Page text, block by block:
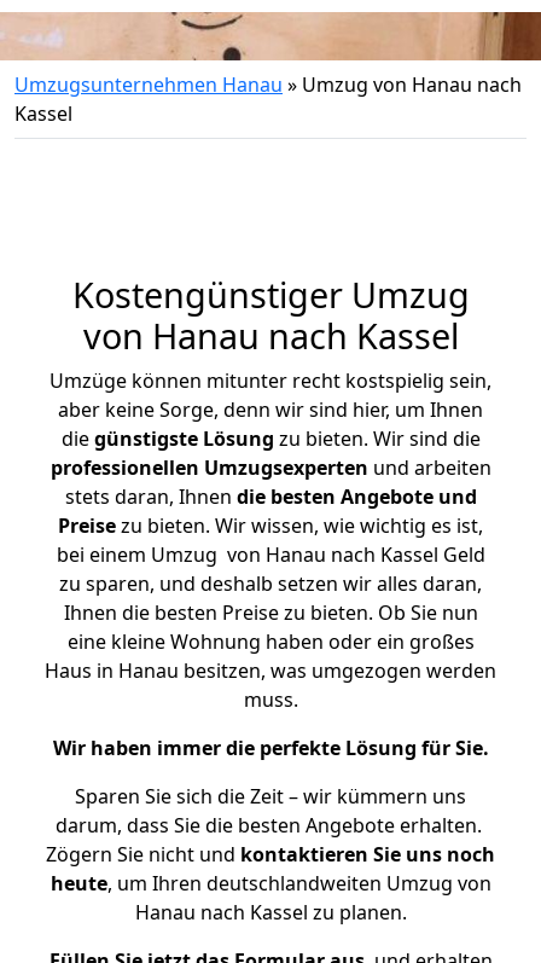
Umzugsunternehmen Hanau » Umzug von Hanau nach
Kassel
Kostengünstiger Umzug
von Hanau nach Kassel
Umzüge können mitunter recht kostspielig sein,
aber keine Sorge, denn wir sind hier, um Ihnen
diegünstigste Lösung zu bieten. Wir sind die
professionellen Umzugsexperten und arbeiten
stets daran, Ihnen die besten Angebote und
Preisezu bieten. Wir wissen, wie wichtig es ist,
bei einem Umzug von Hanau nach Kassel Geld
zu sparen, und deshalb setzen wir alles daran,
Ihnen die besten Preise zu bieten. Ob Sie nun
eine kleine Wohnung haben oder ein großes
Haus in Hanau besitzen, was umgezogen werden
muss.
Wir haben immer die perfekte Lösung für Sie.
Sparen Sie sich die Zeit – wir kümmern uns
darum, dass Sie die besten Angebote erhalten.
Zögern Sie nicht und kontaktieren Sie uns noch
heute, um Ihren deutschlandweiten Umzug von
Hanau nach Kassel zu planen.